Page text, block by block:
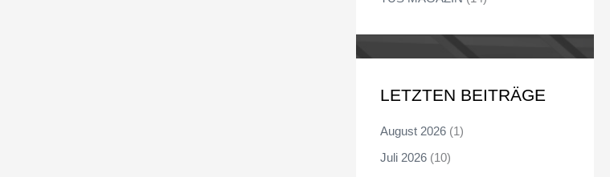
LETZTEN BEITRÄGE
August 2026 (1)
Juli 2026 (10)